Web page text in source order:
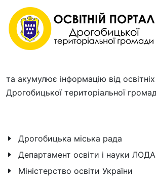
та акумулює інформацію від освітніх
Дрогобицької територіальної
Дрогобицька міська рада
Департамент освіти і науки ЛОДА
Міністерство освіти України